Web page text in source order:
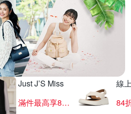
Just J’S Miss
滿件最高享85折
線
84